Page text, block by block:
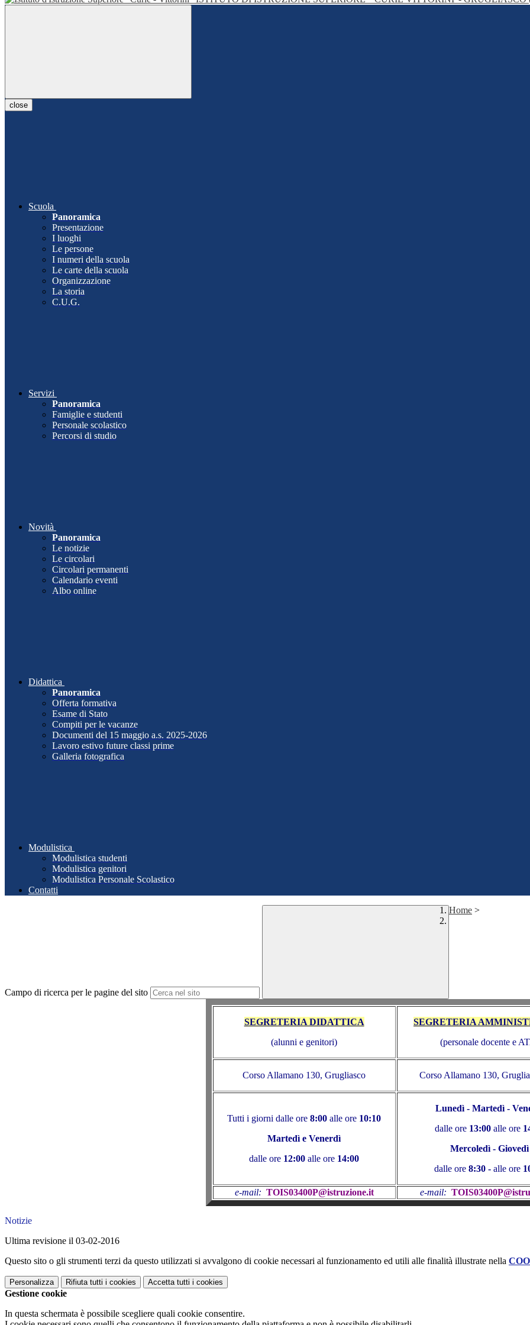
close
Scuola
Panoramica
Presentazione
I luoghi
Le persone
I numeri della scuola
Le carte della scuola
Organizzazione
La storia
C.U.G.
Servizi
Panoramica
Famiglie e studenti
Personale scolastico
Percorsi di studio
Novità
Panoramica
Le notizie
Le circolari
Circolari permanenti
Calendario eventi
Albo online
Didattica
Panoramica
Offerta formativa
Esame di Stato
Compiti per le vacanze
Documenti del 15 maggio a.s. 2025-2026
Lavoro estivo future classi prime
Galleria fotografica
Modulistica
Modulistica studenti
Modulistica genitori
Modulistica Personale Scolastico
Contatti
Campo di ricerca per le pagine del sito
Home >
SEGRETERIA DIDATTICA
(alunni e genitori)
SEGRETERIA
(personale docente e
Corso Allamano 130, Grugliasco Corso Allamano 130,
Tutti i giorni dalle ore 8:00 alle ore 10:10
Martedì e Venerdì
dalle ore 12:00 alle ore 14:00
Lunedì - Martedì -
dalle ore 13:00alle ore
Mercoledì - Giovedì
dalle ore 8:30 - alle ore
e-mail: TOIS03400P@istruzione.it e-mail:
Notizie
Ultima revisione il 03-02-2016
Questo sito o gli strumenti terzi da questo utilizzati si avvalgono di cookie necessari al funzionamento ed utili alle finalità illustrate nella
Personalizza Rifiuta tutti i cookies Accetta tutti i cookies
Gestione cookie
In questa schermata è possibile scegliere quali cookie consentire.